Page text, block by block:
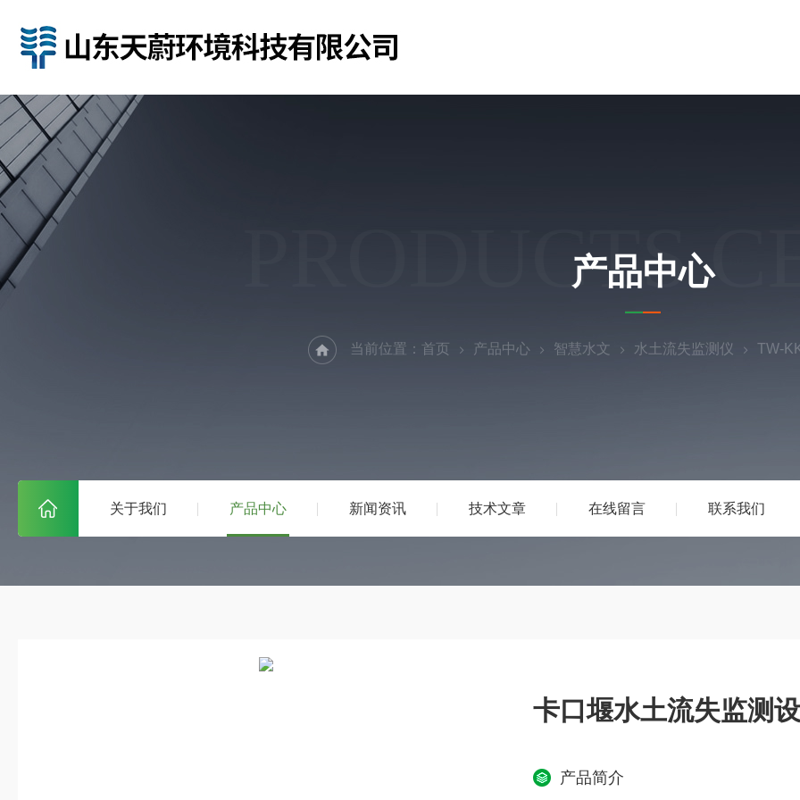
关于我们 产品中心 新闻资讯 技术文章 在线留言 联系我们
PRODUCTS
产品中心
当前位置： 首页 产品中心 智慧水文 水土流失监测仪 TW-
卡口堰水土流失监测
产品简介